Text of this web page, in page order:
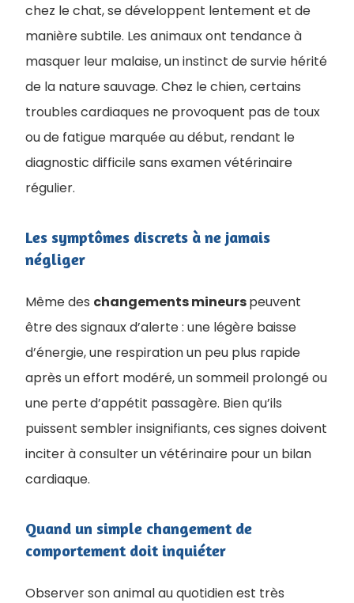
chez le chat, se développent lentement et de
manière subtile. Les animaux ont tendance à
masquer leur malaise, un instinct de survie hérité
de la nature sauvage. Chez le chien, certains
troubles cardiaques ne provoquent pas de toux
ou de fatigue marquée au début, rendant le
diagnostic difficile sans examen vétérinaire
régulier.
Les symptômes discrets à ne jamais
négliger
Même des changements mineurspeuvent
être des signaux d’alerte : une légère baisse
d’énergie, une respiration un peu plus rapide
après un effort modéré, un sommeil prolongé ou
une perte d’appétit passagère. Bien qu’ils
puissent sembler insignifiants, ces signes doivent
inciter à consulter un vétérinaire pour un bilan
cardiaque.
Quand un simple changement de
comportement doit inquiéter
Observer son animal au quotidien est très